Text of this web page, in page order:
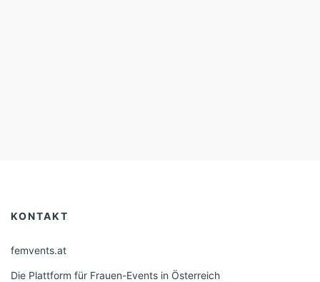
KONTAKT
femvents.at
Die Plattform für Frauen-Events in Österreich